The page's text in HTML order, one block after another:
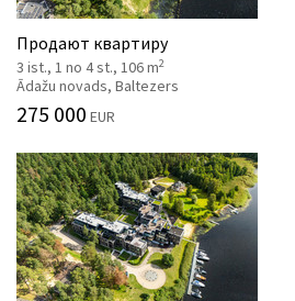
Услуги
Kонтакты
Продают квартиру
3 ist., 1 no 4 st., 106 m2
Ādažu novads, Baltezers
275 000 EUR